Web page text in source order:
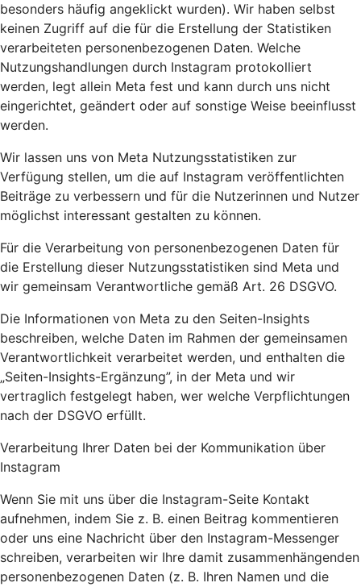
besonders häufig angeklickt wurden). Wir haben selbst
keinen Zugriff auf die für die Erstellung der Statistiken
verarbeiteten personenbezogenen Daten. Welche
Nutzungshandlungen durch Instagram protokolliert
werden, legt allein Meta fest und kann durch uns nicht
eingerichtet, geändert oder auf sonstige Weise beeinflusst
werden.
Wir lassen uns von Meta Nutzungsstatistiken zur
Verfügung stellen, um die auf Instagram veröffentlichten
Beiträge zu verbessern und für die Nutzerinnen und Nutzer
möglichst interessant gestalten zu können.
Für die Verarbeitung von personenbezogenen Daten für
die Erstellung dieser Nutzungsstatistiken sind Meta und
wir gemeinsam Verantwortliche gemäß Art. 26 DSGVO.
Die Informationen von Meta zu den Seiten-Insights
beschreiben, welche Daten im Rahmen der gemeinsamen
Verantwortlichkeit verarbeitet werden, und enthalten die
„Seiten-Insights-Ergänzung”, in der Meta und wir
vertraglich festgelegt haben, wer welche Verpflichtungen
nach der DSGVO erfüllt.
Verarbeitung Ihrer Daten bei der Kommunikation über
Instagram
Wenn Sie mit uns über die Instagram-Seite Kontakt
aufnehmen, indem Sie z. B. einen Beitrag kommentieren
oder uns eine Nachricht über den Instagram-Messenger
schreiben, verarbeiten wir Ihre damit zusammenhängenden
personenbezogenen Daten (z. B. Ihren Namen und die